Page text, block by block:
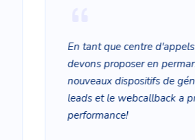
En tant que centre
devons proposer en
nouveaux dispositifs de
leads et le webcallback a
performance!